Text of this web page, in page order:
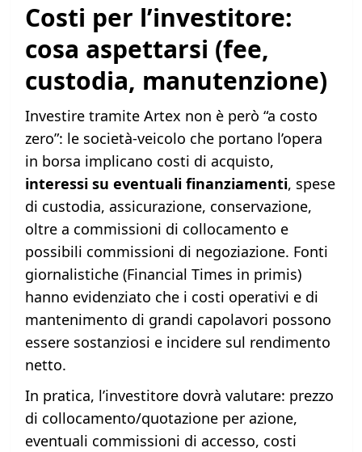
Costi per l’investitore:
cosa aspettarsi (fee,
custodia, manutenzione)
Investire tramite Artex non è però “a costo
zero”: le società-veicolo che portano l’opera
in borsa implicano costi di acquisto,
interessi su eventuali finanziamenti, spese
di custodia, assicurazione, conservazione,
oltre a commissioni di collocamento e
possibili commissioni di negoziazione. Fonti
giornalistiche (Financial Times in primis)
hanno evidenziato che i costi operativi e di
mantenimento di grandi capolavori possono
essere sostanziosi e incidere sul rendimento
netto.
In pratica, l’investitore dovrà valutare: prezzo
di collocamento/quotazione per azione,
eventuali commissioni di accesso, costi